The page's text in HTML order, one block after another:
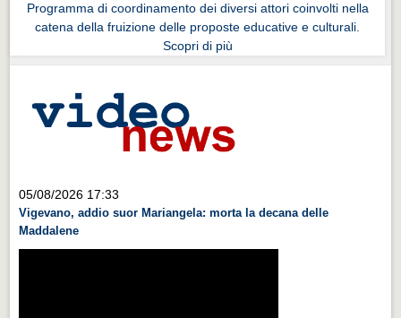
Programma di coordinamento dei diversi attori coinvolti nella
catena della fruizione delle proposte educative e culturali.
Scopri di più
05/08/2026 17:33
Vigevano, addio suor Mariangela: morta la decana delle
Maddalene